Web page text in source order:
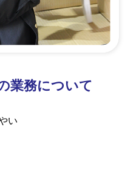
業務について
い